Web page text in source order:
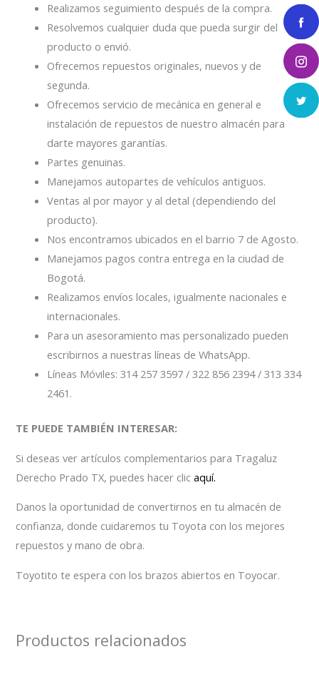
Realizamos seguimiento después de la compra.
Resolvemos cualquier duda que pueda surgir del
producto o envió.
Ofrecemos repuestos originales, nuevos y de
segunda.
Ofrecemos servicio de mecánica en general e
instalación de repuestos de nuestro almacén para
darte mayores garantías.
Partes genuinas.
Manejamos autopartes de vehículos antiguos.
Ventas al por mayor y al detal (dependiendo del
producto).
Nos encontramos ubicados en el barrio 7 de Agosto.
Manejamos pagos contra entrega en la ciudad de
Bogotá.
Realizamos envíos locales, igualmente nacionales e
internacionales.
Para un asesoramiento mas personalizado pueden
escribirnos a nuestras líneas de WhatsApp.
Líneas Móviles: 314 257 3597 / 322 856 2394 / 313 334
2461.
TE PUEDE TAMBIÉN INTERESAR:
Si deseas ver artículos complementarios para Tragaluz
Derecho Prado TX, puedes hacer clicaquí.
Danos la oportunidad de convertirnos en tu almacén de
confianza, donde cuidaremos tu Toyota con los mejores
repuestos y mano de obra.
Toyotito te espera con los brazos abiertos en Toyocar.
Productos relacionados